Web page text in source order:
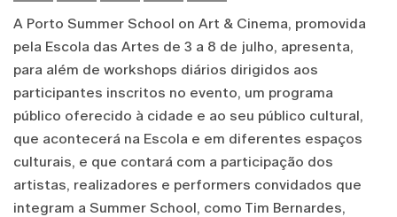
A Porto Summer School on Art & Cinema, promovida
pela Escola das Artes de 3 a 8 de julho, apresenta,
para além de workshops diários dirigidos aos
participantes inscritos no evento, um programa
público oferecido à cidade e ao seu público cultural,
que acontecerá na Escola e em diferentes espaços
culturais, e que contará com a participação dos
artistas, realizadores e performers convidados que
integram a Summer School, como Tim Bernardes,